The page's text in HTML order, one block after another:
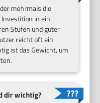
mehrmals die
in ein
Stufen und guter
reicht oft ein
ist das Gewicht, um
dir wichtig?